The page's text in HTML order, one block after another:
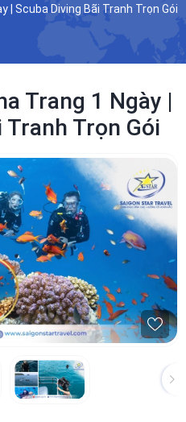
| Scuba Diving Bãi Tranh Trọn Gói
Trang 1 Ngày |
Tranh Trọn Gói